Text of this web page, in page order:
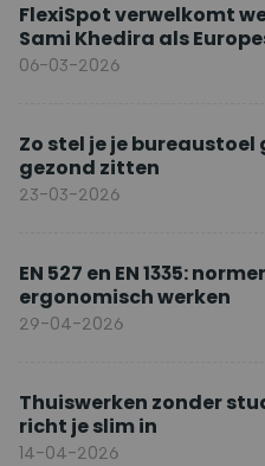
FlexiSpot verwelkomt
Sami Khedira als
merkambassadeur
06-03-2026
Zo stel je je
gezond zitten
23-03-2026
EN 527 en EN 1335:
ergonomisch werken
29-04-2026
Thuiswerken zonder
richt je slim in
14-04-2026